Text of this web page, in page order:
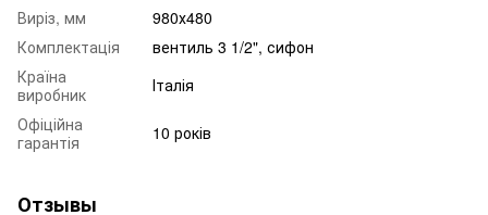
Виріз, мм
980х480
Комплектація
вентиль 3 1/2", сифон
Країна
виробник
Італія
Офіційна
гарантія
10 років
Отзывы